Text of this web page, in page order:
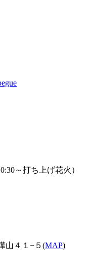
～打ち上げ花火）
山４１−５(MAP)